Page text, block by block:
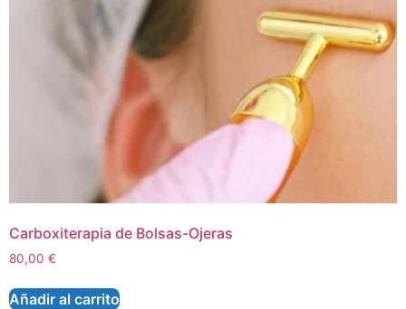
Carboxiterapia de Bolsas-Ojeras
80,00 €
Añadir al carrito